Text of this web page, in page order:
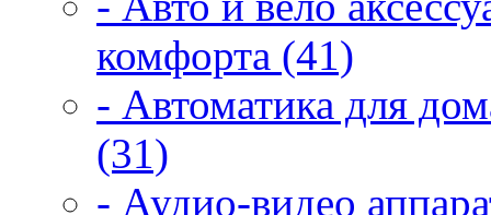
комфорта (41)
- Автоматика для
(31)
- Аудио-видео